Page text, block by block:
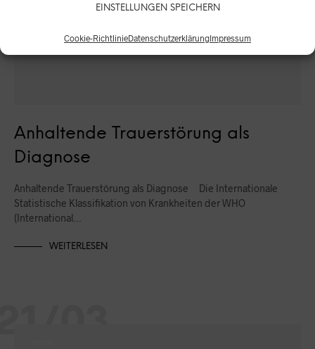
EINSTELLUNGEN SPEICHERN
Cookie-RichtlinieDatenschutzerklärungImpressum
Anhaltende Trauerstörung als
Diagnose
Anhaltende Trauerstörung als Diagnose Die Internationale
Statistische Klassifikation von Krankheiten der WHO
(International…
WEITERLESEN